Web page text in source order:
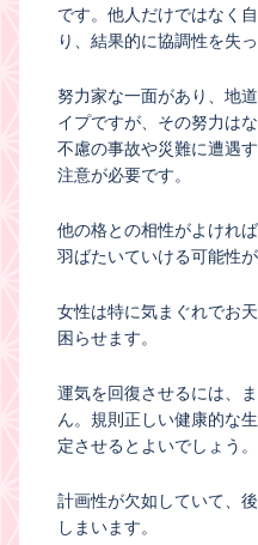
です。他人だけではなく
り、結果的に協調性を失
努力家な一面があり、地
イプですが、その努力は
不慮の事故や災難に遭遇
注意が必要です。
他の格との相性がよけれ
羽ばたいていける可能性が
女性は特に気まぐれでお
困らせます。
運気を回復させるには、
ん。規則正しい健康的な
定させるとよいでしょう。
計画性が欠如していて、
しまいます。